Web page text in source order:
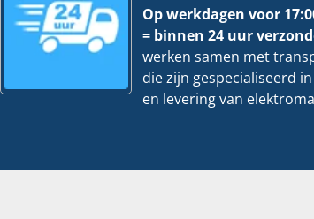
Op werkdagen voor
= binnen 24 uur
werken samen met
die zijn gespecialiseerd
en levering van